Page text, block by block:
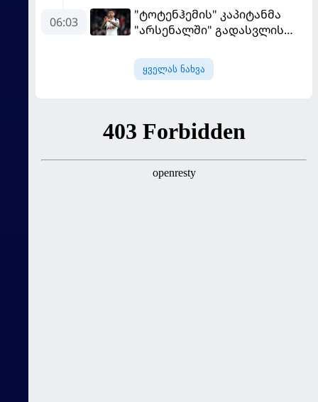
"რეალის" ახალწვეული
გააკრიტიკა
06:03
"ტოტენჰემის" კაპიტანმა
"არსენალში" გადასვლის
ყველას ნახვა